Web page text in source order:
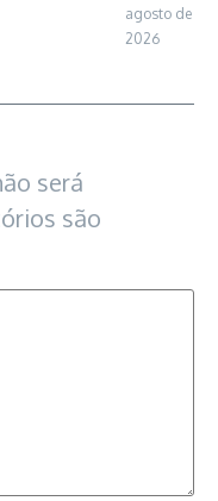
agosto de
2026
será
são